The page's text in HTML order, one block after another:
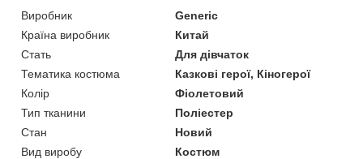
Виробник
Generic
Країна виробник
Китай
Стать
Для дівчаток
Тематика костюма
Казкові герої, Кіногерої
Колір
Фіолетовий
Тип тканини
Поліестер
Стан
Новий
Вид виробу
Костюм